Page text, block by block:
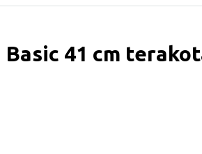
41 cm